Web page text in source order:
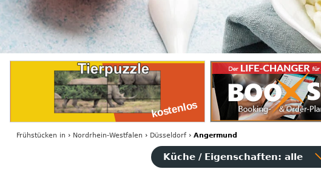
Frühstücken in › Nordrhein-Westfalen › Düsseldorf› Angermund
Küche / Eigenschaften: alle